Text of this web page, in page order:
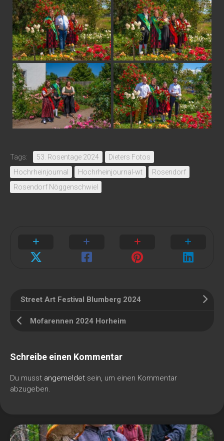
Tags: 53. Rosentage 2024
Dieters Fotos
Hochrheinjournal
Hochrheinjournal-wt
Rosendorf
Rosendorf Nöggenschwiel
Street Art Festival Blumberg 2024
Mofarennen 2024 Horheim
Schreibe einen Kommentar
Du musst angemeldet sein, um einen Kommentar
abzugeben.